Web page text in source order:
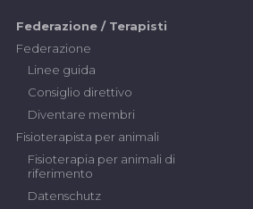
Federazione / Terapisti
Federazione
Linee guida
Consiglio direttivo
Diventare membri
Fisioterapista per animali
Fisioterapia per animali di
riferimento
Datenschutz